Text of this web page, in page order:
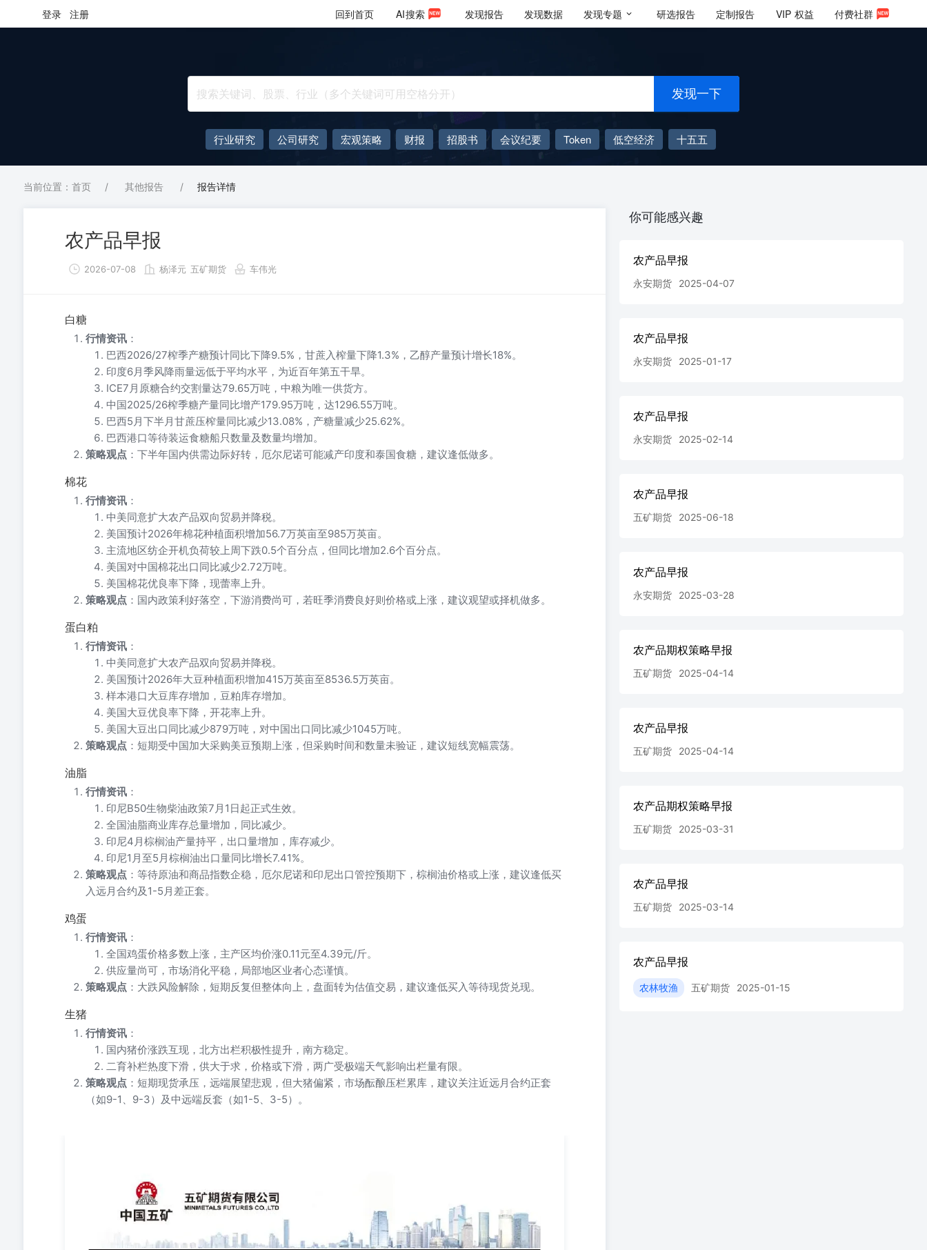
登录 注册 回到首页 AI搜索 发现报告 发现数据 发现专题 研选报告 定制报告 VIP 权益 付费社群
发现一下
行业研究 公司研究 宏观策略 财报 招股书 会议纪要 Token 低空经济
十五五
AIGC
大模型
当前位置：首页 / 其他报告 / 报告详情
农产品早报
2026-07-08 杨泽元 五矿期货 车伟光
白糖
行情资讯 ：
巴西2026/27榨季产糖预计同比下降9.5%，甘蔗入榨量下降1.3%，乙醇产量预计增长18%。
印度6月季风降雨量远低于平均水平，为近百年第五干旱。
ICE7月原糖合约交割量达79.65万吨，中粮为唯一供货方。
中国2025/26榨季糖产量同比增产179.95万吨，达1296.55万吨。
巴西5月下半月甘蔗压榨量同比减少13.08%，产糖量减少25.62%。
巴西港口等待装运食糖船只数量及数量均增加。
策略观点 ：下半年国内供需边际好转，厄尔尼诺可能减产印度和泰国食糖，建议逢低做多。
棉花
行情资讯 ：
中美同意扩大农产品双向贸易并降税。
美国预计2026年棉花种植面积增加56.7万英亩至985万英亩。
主流地区纺企开机负荷较上周下跌0.5个百分点，但同比增加2.6个百分点。
美国对中国棉花出口同比减少2.72万吨。
美国棉花优良率下降，现蕾率上升。
策略观点 ：国内政策利好落空，下游消费尚可，若旺季消费良好则价格或上涨，建议观望或择机做多。
蛋白粕
行情资讯 ：
中美同意扩大农产品双向贸易并降税。
美国预计2026年大豆种植面积增加415万英亩至8536.5万英亩。
样本港口大豆库存增加，豆粕库存增加。
美国大豆优良率下降，开花率上升。
美国大豆出口同比减少879万吨，对中国出口同比减少1045万吨。
策略观点 ：短期受中国加大采购美豆预期上涨，但采购时间和数量未验证，建议短线宽幅震荡。
油脂
行情资讯 ：
印尼B50生物柴油政策7月1日起正式生效。
全国油脂商业库存总量增加，同比减少。
印尼4月棕榈油产量持平，出口量增加，库存减少。
印尼1月至5月棕榈油出口量同比增长7.41%。
策略观点 ：等待原油和商品指数企稳，厄尔尼诺和印尼出口管控预期下，棕榈油价格或上涨，建议逢低买
入远月合约及1-5月差正套。
鸡蛋
行情资讯 ：
全国鸡蛋价格多数上涨，主产区均价涨0.11元至4.39元/斤。
供应量尚可，市场消化平稳，局部地区业者心态谨慎。
策略观点 ：大跌风险解除，短期反复但整体向上，盘面转为估值交易，建议逢低买入等待现货兑现。
生猪
行情资讯 ：
国内猪价涨跌互现，北方出栏积极性提升，南方稳定。
二育补栏热度下滑，供大于求，价格或下滑，两广受极端天气影响出栏量有限。
策略观点 ：短期现货承压，远端展望悲观，但大猪偏紧，市场酝酿压栏累库，建议关注近远月合约正套
（如9-1、9-3）及中远端反套（如1-5、3-5）。
分，且大多数农民在该月播种夏季作物。印度气象局此前曾预测，6月季风降雨量将低于长期平均水平的92%。但实际降雨量低
于平均水平39.8%，为自1901年有记录以来第五干旱的6月。（3）ICE7月原糖合约到期交割总量达15678手，折合约79.65万吨，
去年7月合约交割量仅888手。中粮(Cofco)是本次交割的唯一供货方，苏克登(Sucden)为最大接货方。（4）我国2025/26榨季生产
正式结束，全国糖产量为1296.55万吨，同比增产179.95万吨。（5）据UNICA数据显示，巴西中南部地区5月下半月甘蔗压榨量
为4155万吨，较去年同期减少13.08%；产糖220万吨，较去年同期减少25.62%；甘蔗制糖比例44.17%，较去年同期减少8.01个百
你可能感兴趣
农产品早报
永安期货 2025-04-07
农产品早报
永安期货 2025-01-17
农产品早报
永安期货 2025-02-14
农产品早报
五矿期货 2025-06-18
农产品早报
永安期货 2025-03-28
农产品期权策略早报
五矿期货 2025-04-14
农产品早报
五矿期货 2025-04-14
农产品期权策略早报
五矿期货 2025-03-31
农产品早报
五矿期货 2025-03-14
农产品早报
农林牧渔 五矿期货 2025-01-15